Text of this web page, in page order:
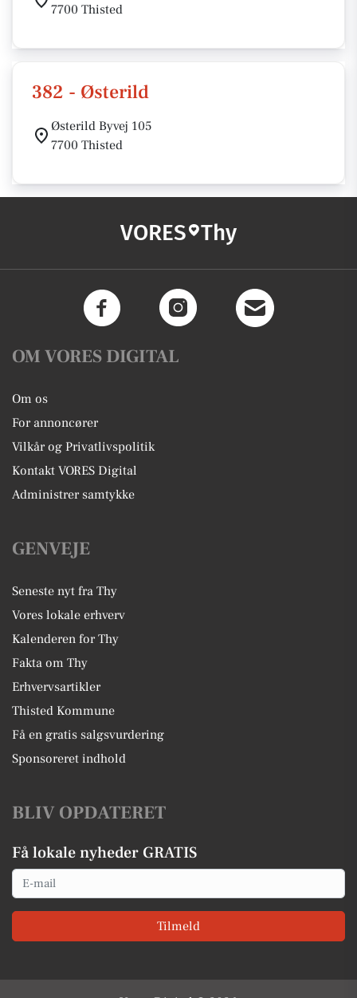
7700 Thisted
382 - Østerild
Østerild Byvej 105
7700 Thisted
VORES Thy
OM VORES DIGITAL
Om os
For annoncører
Vilkår og Privatlivspolitik
Kontakt VORES Digital
Administrer samtykke
GENVEJE
Seneste nyt fra Thy
Vores lokale erhverv
Kalenderen for Thy
Fakta om Thy
Erhvervsartikler
Thisted Kommune
Få en gratis salgsvurdering
Sponsoreret indhold
BLIV OPDATERET
Få lokale nyheder GRATIS
Email
Tilmeld